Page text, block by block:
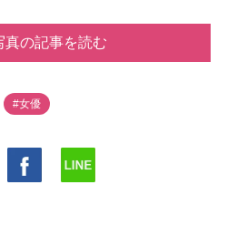
真の記事を読む
#女優